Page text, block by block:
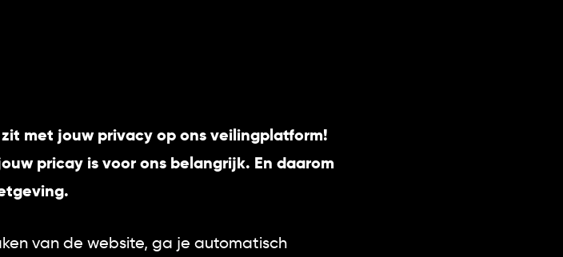
met jouw privacy op ons veilingplatform!
pricay is voor ons belangrijk. En daarom
van de website, ga je automatisch